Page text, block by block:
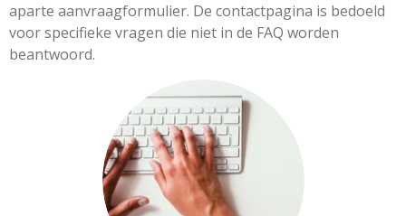
aparte aanvraagformulier. De contactpagina is bedoeld
voor specifieke vragen die niet in de FAQ worden
beantwoord.